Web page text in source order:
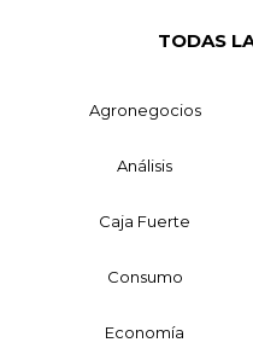
TODAS
Agronegocios
Análisis
Caja Fuerte
Consumo
Economía